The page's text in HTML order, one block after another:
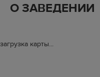
О ЗАВЕДЕНИИ
загрузка карты...